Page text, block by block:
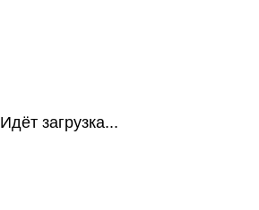
Идёт загрузка...